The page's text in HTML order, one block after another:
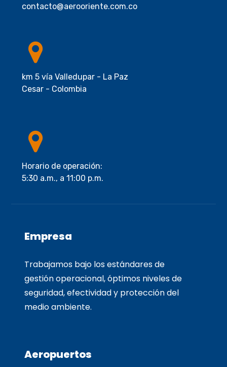
contacto@aerooriente.com.co
km 5 vía Valledupar - La Paz
Cesar - Colombia
Horario de operación:
5:30 a.m., a 11:00 p.m.
Empresa
Trabajamos bajo los estándares de
gestión operacional, óptimos niveles de
seguridad, efectividad y protección del
medio ambiente.
Aeropuertos